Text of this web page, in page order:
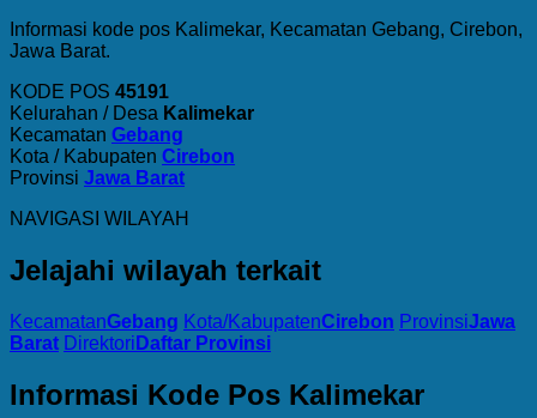
Informasi kode pos Kalimekar, Kecamatan Gebang, Cirebon,
Jawa Barat.
KODE POS 45191
Kelurahan / Desa Kalimekar
Kecamatan Gebang
Kota / Kabupaten Cirebon
Provinsi Jawa Barat
NAVIGASI WILAYAH
Jelajahi wilayah terkait
KecamatanGebang Kota/KabupatenCirebon ProvinsiJawa
Barat Direktori Daftar Provinsi
Informasi Kode Pos Kalimekar